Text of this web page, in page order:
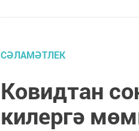
СӘЛАМӘТЛЕК
Ковидтан
килергә